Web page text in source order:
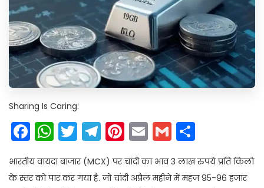
Sharing Is Caring:
Facebook
WhatsApp
Twitter
Telegram
Pinterest
EmailGmail
भारतीय वायदा बाजार (MCX) पर चांदी का भाव 3 लाख रुपये प्रति किलो
के स्तर को पार कर गया है. जो चांदी अप्रैल महीने में महज 95-96 हजार